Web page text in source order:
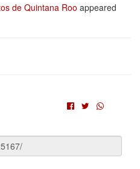
de Quintana Roo appeared